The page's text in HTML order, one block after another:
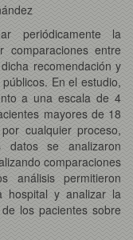
periódicamente la
comparaciones entre
recomendación y
En el estudio,
a una escala de 4
mayores de 18
cualquier proceso,
datos se analizaron
comparaciones
análisis permitieron
hospital y analizar la
los pacientes sobre